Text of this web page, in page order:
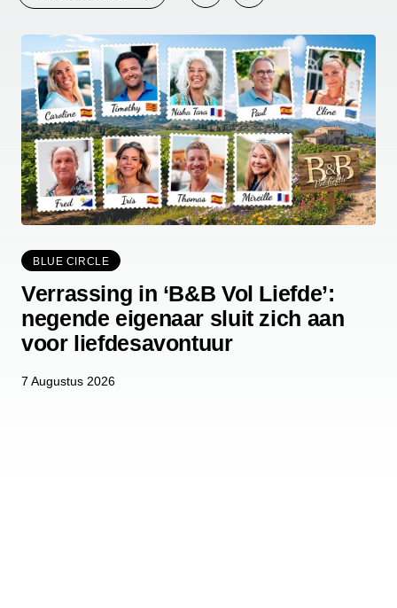
BLUE CIRCLE
Verrassing in ‘B&B Vol Liefde’:
negende eigenaar sluit zich aan
voor liefdesavontuur
7 Augustus 2026